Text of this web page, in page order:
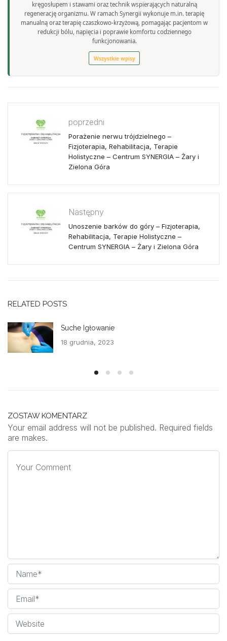
kręgosłupem i stawami oraz technik wspierających naturalną
regenerację organizmu. W ramach Synergii wykonuje m.in. terapię
manualną oraz terapię czaszkowo-krzyżową, pomagając pacjentom w
redukcji bólu, napięcia i poprawie komfortu codziennego
funkcjonowania.
Wszystkie wpisy
poprzedni
Porażenie nerwu trójdzielnego –
Fizjoterapia, Rehabilitacja, Terapie
Holistyczne – Centrum SYNERGIA – Żary i
Zielona Góra
Następny
Unoszenie barków do góry – Fizjoterapia,
Rehabilitacja, Terapie Holistyczne –
Centrum SYNERGIA – Żary i Zielona Góra
RELATED POSTS
Suche Igłowanie
18 grudnia, 2023
ZOSTAW KOMENTARZ
Your email address will not be published. Required fields
are makes.